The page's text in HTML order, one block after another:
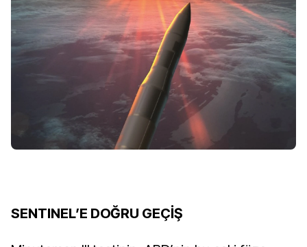
SENTINEL’E DOĞRU GEÇİŞ